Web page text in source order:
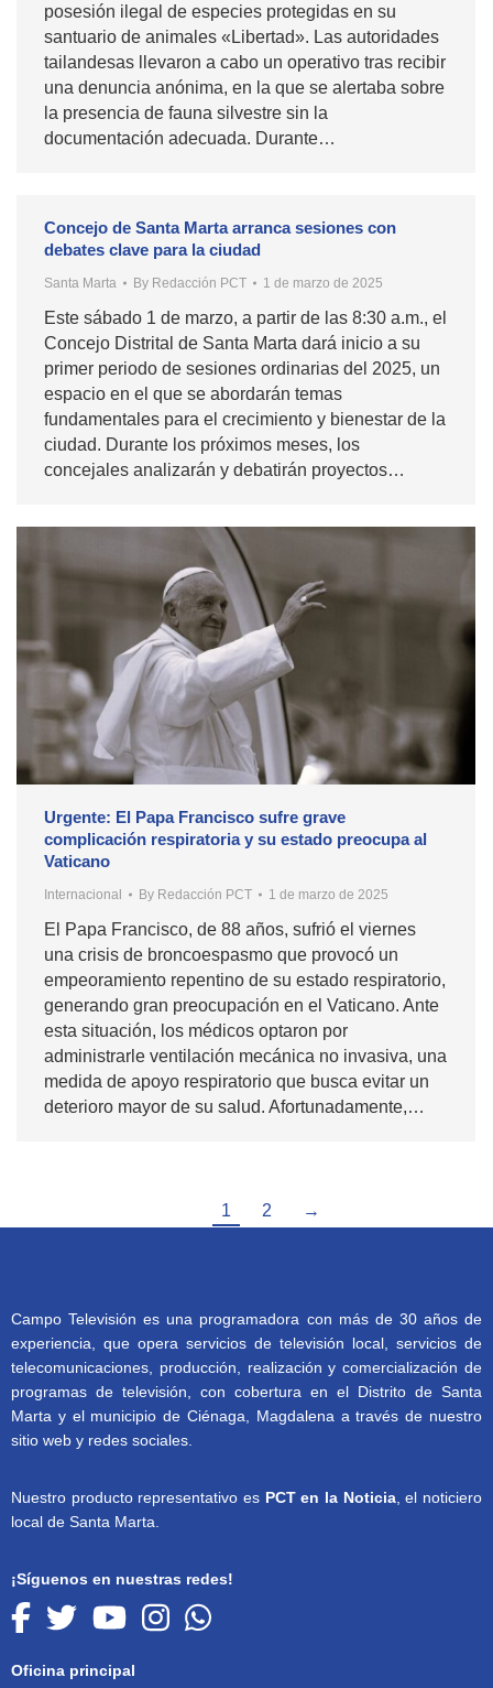
posesión ilegal de especies protegidas en su
santuario de animales «Libertad». Las autoridades
tailandesas llevaron a cabo un operativo tras recibir
una denuncia anónima, en la que se alertaba sobre
la presencia de fauna silvestre sin la
documentación adecuada. Durante…
Concejo de Santa Marta arranca sesiones con
debates clave para la ciudad
Santa Marta By Redacción PCT 1 de marzo de 2025
Este sábado 1 de marzo, a partir de las 8:30 a.m., el
Concejo Distrital de Santa Marta dará inicio a su
primer periodo de sesiones ordinarias del 2025, un
espacio en el que se abordarán temas
fundamentales para el crecimiento y bienestar de la
ciudad. Durante los próximos meses, los
concejales analizarán y debatirán proyectos…
Urgente: El Papa Francisco sufre grave
complicación respiratoria y su estado preocupa al
Vaticano
Internacional By Redacción PCT 1 de marzo de 2025
El Papa Francisco, de 88 años, sufrió el viernes
una crisis de broncoespasmo que provocó un
empeoramiento repentino de su estado respiratorio,
generando gran preocupación en el Vaticano. Ante
esta situación, los médicos optaron por
administrarle ventilación mecánica no invasiva, una
medida de apoyo respiratorio que busca evitar un
deterioro mayor de su salud. Afortunadamente,…
1 2 →
Campo Televisión es una programadora con más de 30 años de
experiencia, que opera servicios de televisión local, servicios de
telecomunicaciones, producción, realización y comercialización de
programas de televisión, con cobertura en el Distrito de Santa
Marta y el municipio de Ciénaga, Magdalena a través de nuestro
sitio web y redes sociales.
Nuestro producto representativo es PCT en la Noticia, el noticiero
local de Santa Marta.
¡Síguenos en nuestras redes!
Oficina principal